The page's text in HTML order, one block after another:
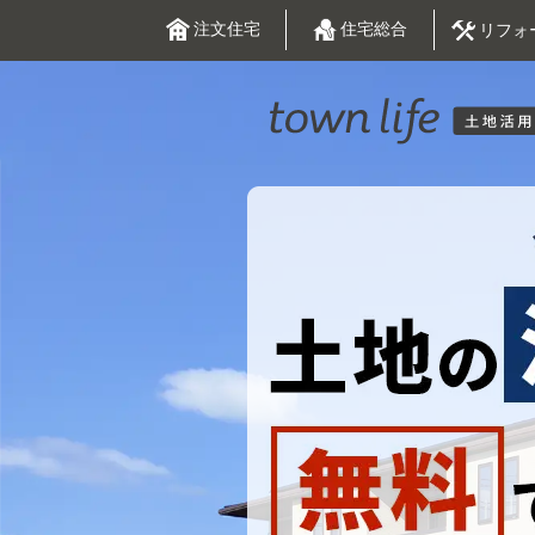
注文住宅 住宅総合 リフォ